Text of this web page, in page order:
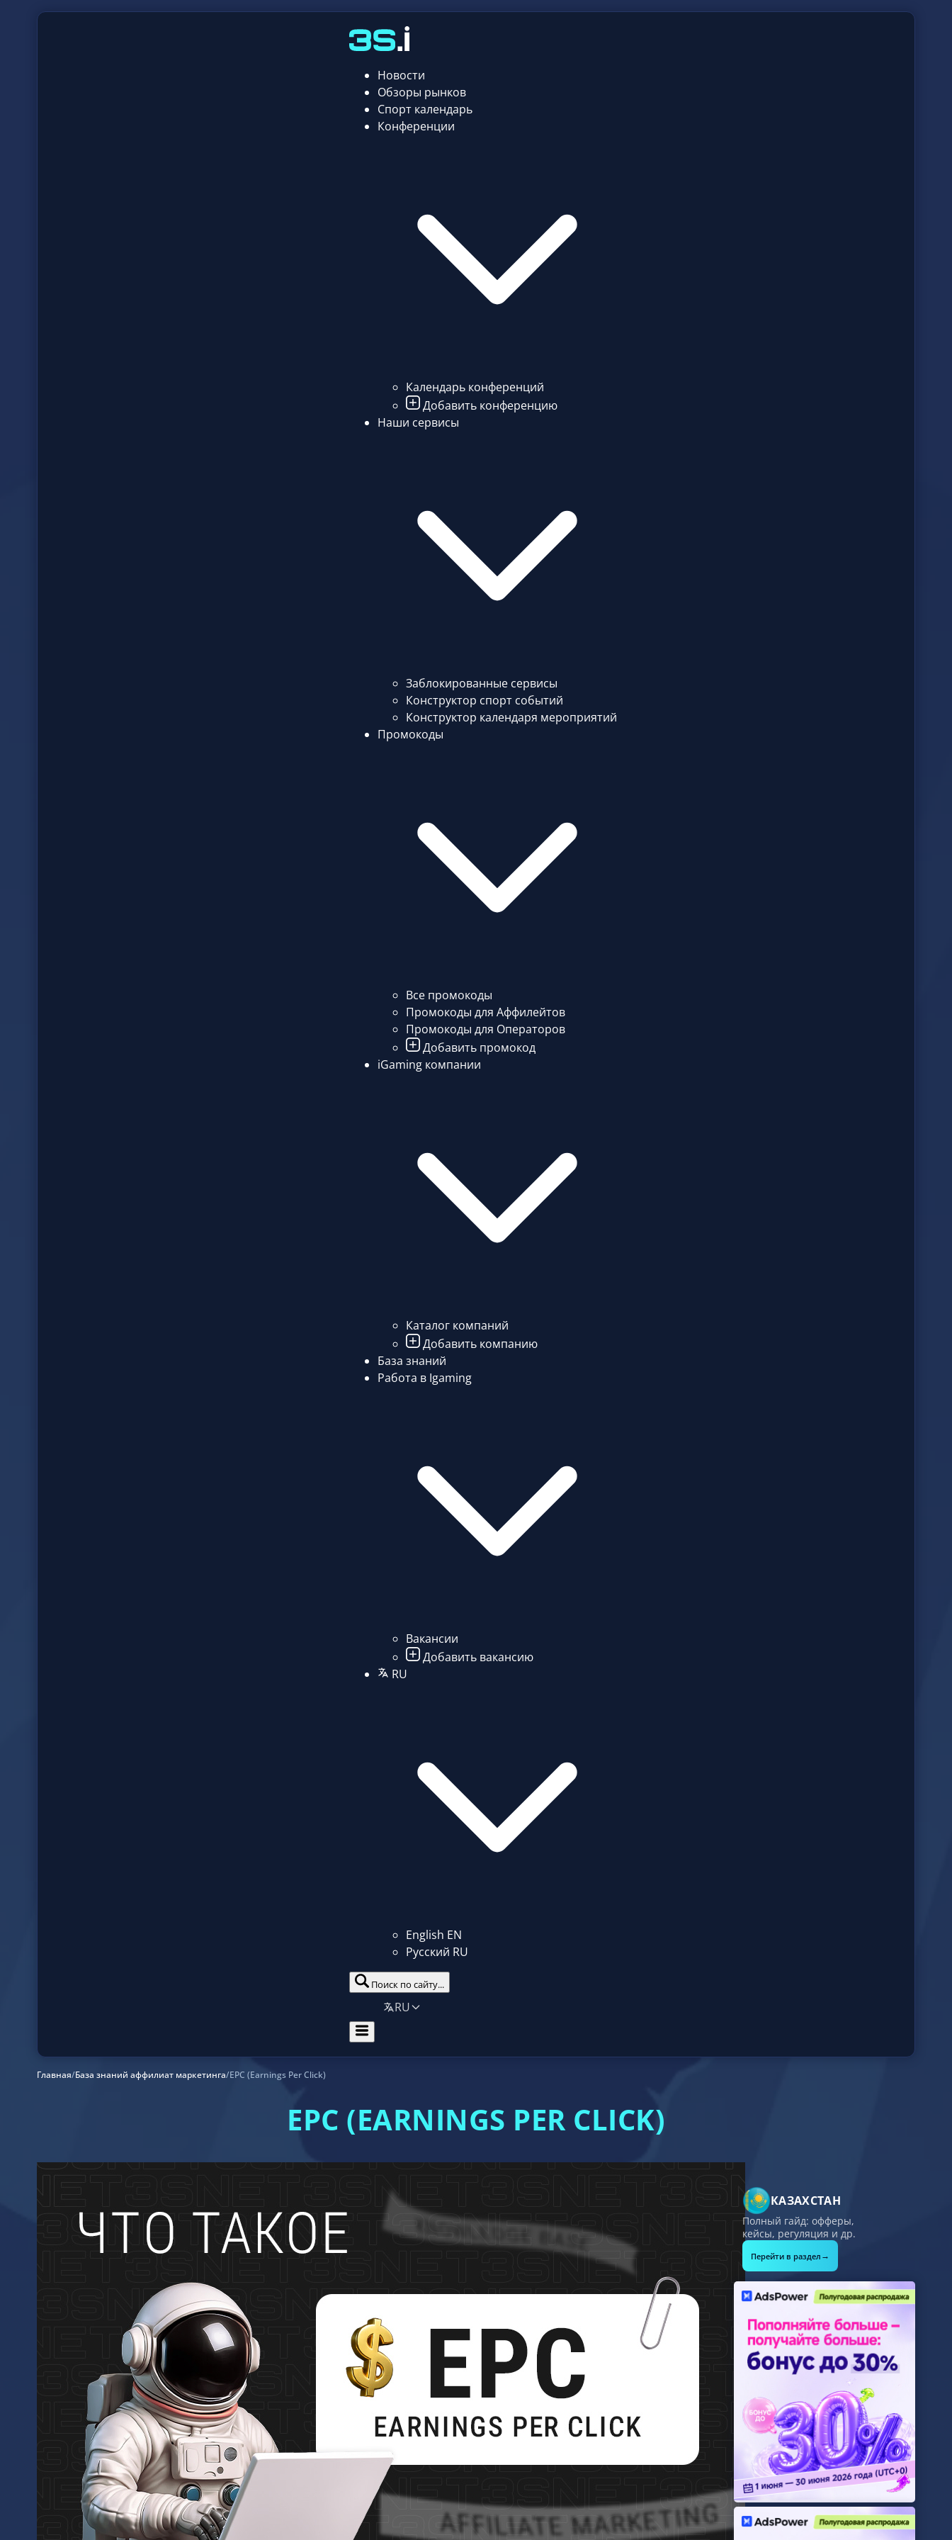
Новости
Обзоры рынков
Спорт календарь
Конференции
Календарь конференций
Добавить конференцию
Наши сервисы
Заблокированные сервисы
Конструктор спорт событий
Конструктор календаря мероприятий
Промокоды
Все промокоды
Промокоды для Аффилейтов
Промокоды для Операторов
Добавить промокод
iGaming компании
Каталог компаний
Добавить компанию
База знаний
Работа в Igaming
Вакансии
Добавить вакансию
RU
English EN
Русский RU
Поиск по сайту...
RU
Главная/База знаний аффилиат маркетинга/EPC (Earnings Per Click)
EPC (EARNINGS PER CLICK)
КАЗАХСТАН
Полный гайд: офферы,
кейсы, регуляция и др.
Перейти в раздел →